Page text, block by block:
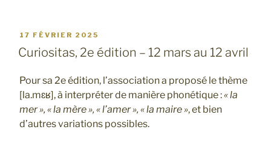
PUBLIÉ
LE
17 FÉVRIER 2025
Curiositas, 2e édition – 12 mars au 12 avril
Pour sa 2e édition, l’association a proposé le thème
[la.mɛʁ], à interpréter de manière phonétique :« la
mer », « la mère », « l’amer », « la maire », et bien
d’autres variations possibles.